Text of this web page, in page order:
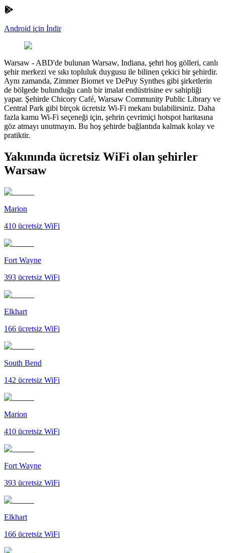
Android için İndir
Warsaw - ABD'de bulunan Warsaw, Indiana, şehri hoş gölleri, canlı
şehir merkezi ve sıkı topluluk duygusu ile bilinen çekici bir şehirdir.
Aynı zamanda, Zimmer Biomet ve DePuy Synthes gibi şirketlerin
de bölgede bulunduğu canlı bir imalat endüstrisine ev sahipliği
yapar. Şehirde Chicory Café, Warsaw Community Public Library ve
Central Park gibi birçok ücretsiz Wi-Fi mekanı bulabilirsiniz. Daha
fazla kamu Wi-Fi seçeneği için, şehrin çevrimiçi hotspot haritasına
göz atmayı unutmayın. Bu hoş şehirde bağlantıda kalmak kolay ve
pratiktir.
Yakınında ücretsiz WiFi olan şehirler
Warsaw
Marion
410 ücretsiz WiFi
Fort Wayne
393 ücretsiz WiFi
Elkhart
166 ücretsiz WiFi
South Bend
142 ücretsiz WiFi
Marion
410 ücretsiz WiFi
Fort Wayne
393 ücretsiz WiFi
Elkhart
166 ücretsiz WiFi